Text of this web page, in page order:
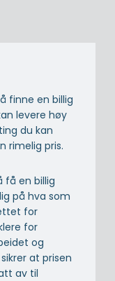
finne en billig
levere høy
du kan
rimelig pris.
få en billig
på hva som
for
for
og
at prisen
av til